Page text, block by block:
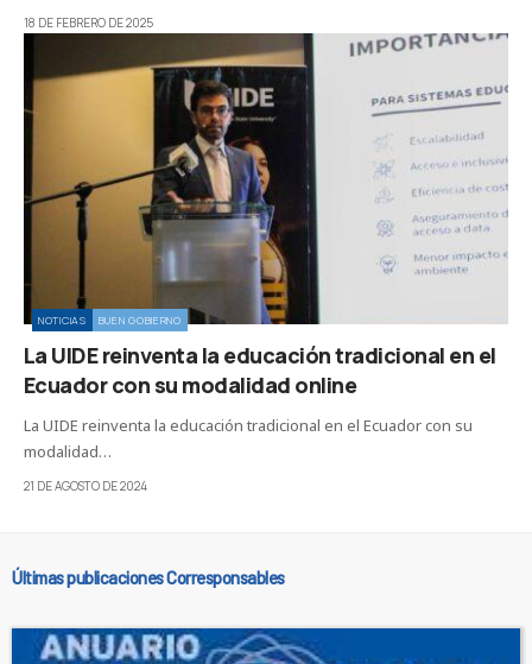
18 DE FEBRERO DE 2025
NOTICIAS BUEN GOBIERNO
La UIDE reinventa la educación tradicional en el
Ecuador con su modalidad online
La UIDE reinventa la educación tradicional en el Ecuador con su
modalidad…
21 DE AGOSTO DE 2024
Últimas publicaciones Corresponsables